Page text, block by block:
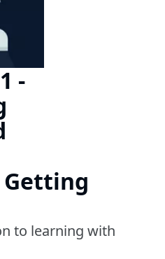
-
Getting
to learning with